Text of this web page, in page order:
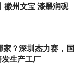
徽州文宝 漆墨润砚
？深圳杰力赛，国
生产工厂